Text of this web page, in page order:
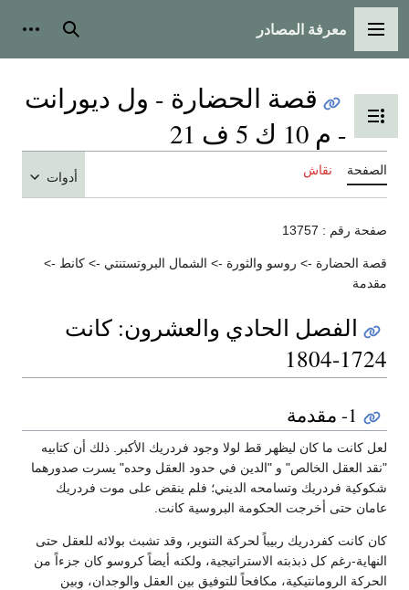
القائمة الرئيسية
معرفة المصادر بحث
تبديل عرض جدول المحتويات
قصة الحضارة - ول ديورانت
- م 10 ك 5 ف 21
الصفحة نقاش أدوات
صفحة رقم : 13757
قصة الحضارة -> روسو والثورة -> الشمال البروتستنتي -> كانط ->
مقدمة
الفصل الحادي والعشرون: كانت
1724-1804
1- مقدمة
لعل كانت ما كان ليظهر قط لولا وجود فردريك الأكبر. ذلك أن كتابيه
"نقد العقل الخالص" و "الدين في حدود العقل وحده" يسرت صدورهما
شكوكية فردريك وتسامحه الديني؛ فلم ينقض على موت فردريك
عامان حتى أخرجت الحكومة البروسية كانت.
كان كانت كفردريك ربيباً لحركة التنوير، وقد تشبث بولائه للعقل حتى
النهاية-رغم كل ذبذبته الاستراتيجية، ولكنه أيضاً كروسو كان جزءاً من
الحركة الرومانتيكية، مكافحاً للتوفيق بين العقل والوجدان، وبين